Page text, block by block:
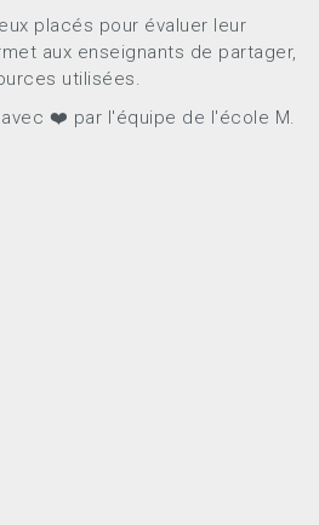
placés pour évaluer leur
aux enseignants de partager,
utilisées.
❤️ par l'équipe de l'école M.